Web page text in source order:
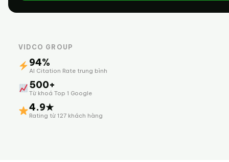
VIDCO GROUP
94%
AI Citation Rate trung bình
500+
Từ khoá Top 1 Google
4.9★
Rating từ 127 khách hàng